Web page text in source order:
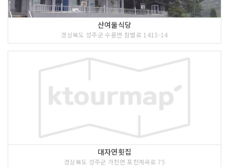
산여울식당
경상북도 성주군 수륜면 참별로 1415-14
대자연횟집
경상북도 성주군 가천면 포천계곡로 75